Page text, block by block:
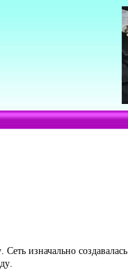
изначально создавалась